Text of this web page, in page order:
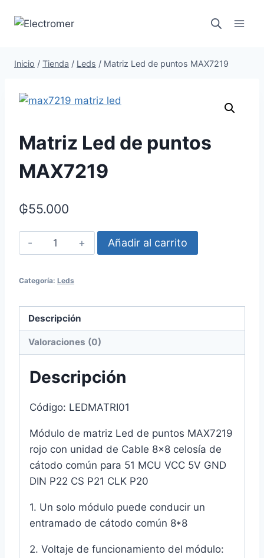
Inicio / Tienda / Leds / Matriz Led de puntos MAX7219
Matriz Led de puntos
MAX7219
₲55.000
Matriz
Led
puntos
cantidad
Añadir al carrito
Categoría: Leds
Descripción
Valoraciones (0)
Descripción
Código: LEDMATRI01
Módulo de matriz Led de puntos MAX7219
rojo con unidad de Cable 8×8 celosía de
cátodo común para 51 MCU VCC 5V GND
DIN P22 CS P21 CLK P20
1. Un solo módulo puede conducir un
entramado de cátodo común 8*8
2. Voltaje de funcionamiento del módulo: